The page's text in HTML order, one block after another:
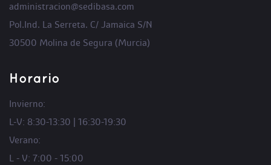
administracion@sedibasa.com
Pol.Ind. La Serreta. C/ Jamaica S/N
30500 Molina de Segura (Murcia)
Horario
Invierno:
L-V: 8:30-13:30 | 16:30-19:30
Verano:
L - V: 7:00 - 15:00